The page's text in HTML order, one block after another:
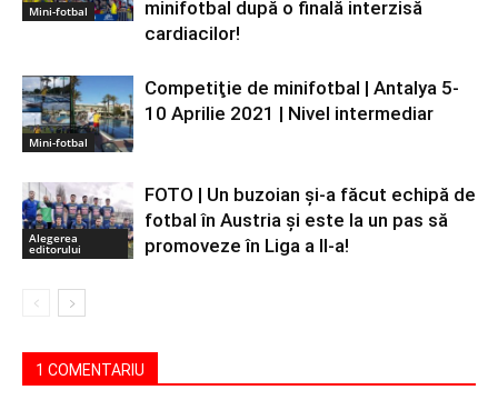
Mini-fotbal
minifotbal după o finală interzisă
cardiacilor!
Mini-fotbal
Competiţie de minifotbal | Antalya 5-
10 Aprilie 2021 | Nivel intermediar
Alegerea
editorului
FOTO | Un buzoian şi-a făcut echipă de
fotbal în Austria şi este la un pas să
promoveze în Liga a II-a!
1 COMENTARIU